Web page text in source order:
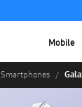
Mobile
Smartphones